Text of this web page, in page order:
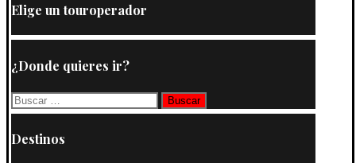
Elige un touroperador
¿Donde quieres ir?
Buscar:
Destinos